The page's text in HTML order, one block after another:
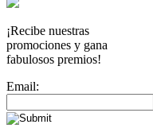
¡Recibe nuestras
promociones y gana
fabulosos premios!
Email: